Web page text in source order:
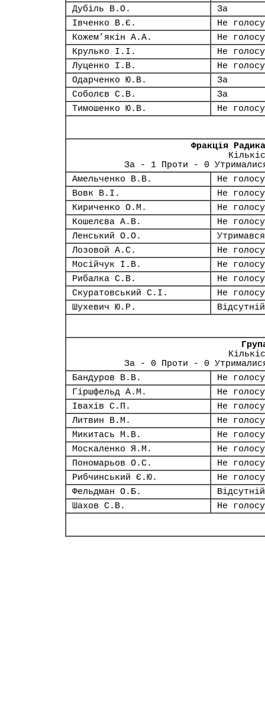
Дубіль В.О.
За
Івченко В.Є.
Не
Кожем’якін А.А.
Не
Крулько І.І.
Не
Луценко І.В.
Не
Одарченко Ю.В.
За
Соболєв С.В.
За
Тимошенко Ю.В.
Не
Фракція
За - 1 Проти - 0
Амельченко В.В.
Не
Вовк В.І.
Не
Кириченко О.М.
Не
Кошелєва А.В.
Не
Ленський О.О.
Утримався
Лозовой А.С.
Не
Мосійчук І.В.
Не
Рибалка С.В.
Не
Скуратовський С.І.
Не
Шухевич Ю.Р.
Відсутній
За - 0 Проти - 0
Бандуров В.В.
Не
Гіршфельд А.М.
Не
Івахів С.П.
Не
Литвин В.М.
Не
Микитась М.В.
Не
Москаленко Я.М.
Не
Пономарьов О.С.
Не
Рибчинський Є.Ю.
Не
Фельдман О.Б.
Відсутній
Шахов С.В.
Не